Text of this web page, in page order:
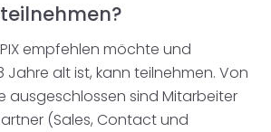
empfehlen möchte und
Jahre alt ist, kann teilnehmen. Von
ausgeschlossen sind Mitarbeiter
(Sales, Contact und